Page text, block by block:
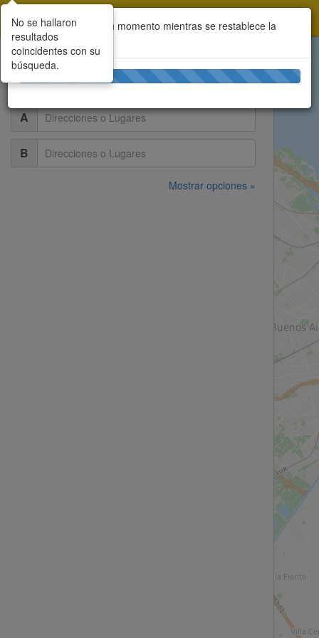
Toggle
navigation
A
B
Mostrar opciones »
Por favor aguarde un momento mientras se restablece la
aplicación...
No se hallaron
resultados
coincidentes con su
búsqueda.